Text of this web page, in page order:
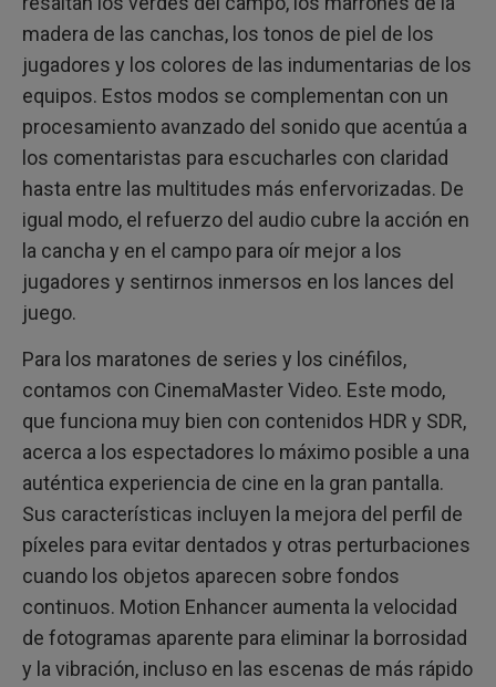
madera de las canchas, los tonos de piel de los
jugadores y los colores de las indumentarias de los
equipos. Estos modos se complementan con un
procesamiento avanzado del sonido que acentúa a
los comentaristas para escucharles con claridad
hasta entre las multitudes más enfervorizadas. De
igual modo, el refuerzo del audio cubre la acción en
la cancha y en el campo para oír mejor a los
jugadores y sentirnos inmersos en los lances del
juego.
Para los maratones de series y los cinéfilos,
contamos con CinemaMaster Video. Este modo,
que funciona muy bien con contenidos HDR y SDR,
acerca a los espectadores lo máximo posible a una
auténtica experiencia de cine en la gran pantalla.
Sus características incluyen la mejora del perfil de
píxeles para evitar dentados y otras perturbaciones
cuando los objetos aparecen sobre fondos
continuos. Motion Enhancer aumenta la velocidad
de fotogramas aparente para eliminar la borrosidad
y la vibración, incluso en las escenas de más rápido